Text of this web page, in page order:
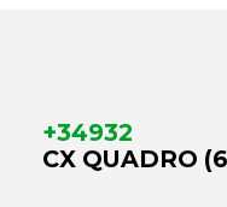
+34932
CX QUADRO